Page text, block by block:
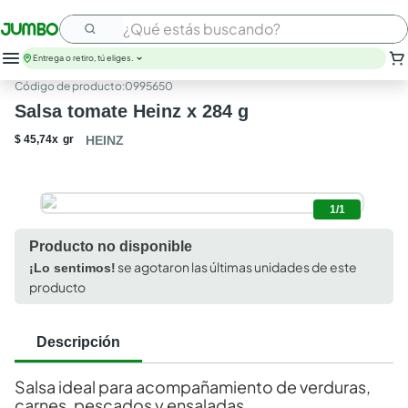
¿Qué estás buscando?
Entrega o retiro, tú eliges.
:0995650
Salsa tomate Heinz x 284 g
$ 45,74x gr HEINZ
1/1
Producto no disponible
¡Lo sentimos!se agotaron las últimas unidades de este
producto
Descripción
Salsa ideal para acompañamiento de verduras,